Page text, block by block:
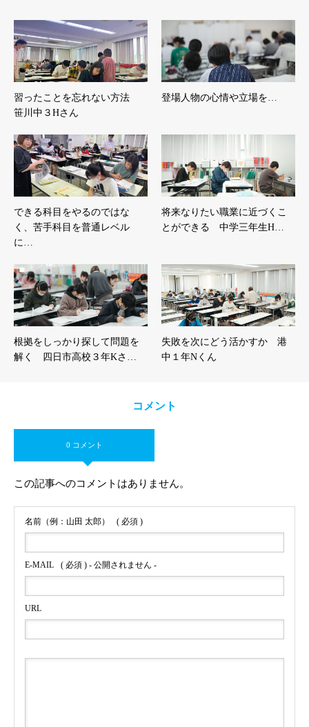
習ったことを忘れない方法
笹川中３Hさん
登場人物の心情や立場を…
できる科目をやるのではな
く、苦手科目を普通レベル
に…
将来なりたい職業に近づくこ
とができる 中学三年生H…
根拠をしっかり探して問題を
解く 四日市高校３年Kさ…
失敗を次にどう活かすか 港
中１年Nくん
コメント
0 コメント
この記事へのコメントはありません。
名前（例：山田 太郎） ( 必須 )
E-MAIL ( 必須 ) - 公開されません -
URL